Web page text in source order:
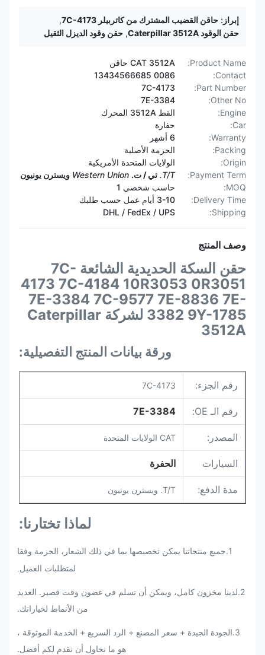
إبراز: حاقن القضيب المشترك من كاتربيلر 7C-4173
,
حقن الوقود Caterpillar 3512A
, حقن وقود الديزل الثقيل
Product Name:
CAT 3512A حاقن
Contact:
0086 13434566685
Part Number:
7C-4173
Other No:
7E-3384
Engine:
القط 3512A المحرك
Car:
حفارة
Warranty:
6 أشهر
Packing:
الحزمة الأصلية
Origin:
الولايات المتحدة الأمريكية
Payment Term:
T/T. تي / ت. Western Union ويسترن يونيون
MOQ:
حاسب شخصي 1
Delivery Time:
3-10 أيام عمل حسب طلبك
Shipping:
DHL / FedEx / UPS
وصف المنتج
حقن السكة الحديدية الشائعة 7C-
4173 7C-4184 10R3053 0R3051
7E-3384 7C-9577 7E-8836 7E-
3382 9Y-1785 لشركة Caterpillar
3512A
ورقة بيانات المنتج التفصيلية:
رقم الجزء: 7C-4173
رقم الـ OE: 7E-3384
المصدر: CAT الولايات المتحدة
السيارات الحفرة
مدة الدفع: T/T. ويسترن يونيون
لماذا تختارنا:
1. جميع منتجاتنا يمكن تخصيصها بما في ذلك الشعار، الحزمة وفقا
لمتطلبات العميل.
2. لدينا مخزون كامل، ويمكن أن تسلم في غضون وقت قصير. العديد
من الأنماط لخياراتك.
3.الجودة الجيدة + سعر المصنع + الرد السريع + الخدمة الموثوقة ،
هو ما نحاول أن نقدم لكم أفضل.